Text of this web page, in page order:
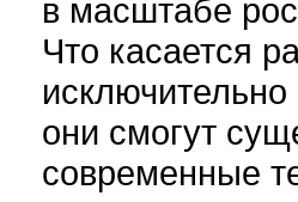
в масштабе
Что касается
они смогут
современные